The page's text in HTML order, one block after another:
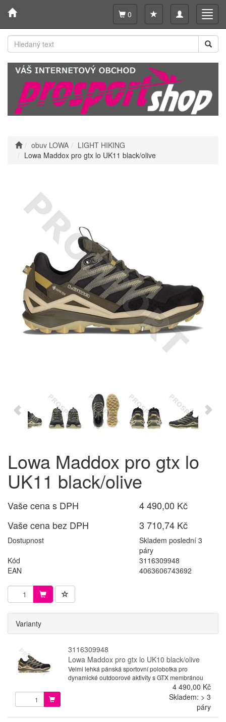
Toggle
navigation
0
obuv LOWA
LIGHT HIKING
Lowa Maddox pro gtx lo UK11 black/olive
Lowa Maddox pro gtx lo
UK11 black/olive
Vaše cena s DPH
4 490,00 Kč
Vaše cena bez DPH
3 710,74 Kč
Dostupnost
Skladem poslední 3
páry
Kód
3116309948
EAN
4063606743692
Varianty
3116309948
Lowa Maddox pro gtx lo UK10 black/olive
Velmi lehká pánská sportovní polobotka pro
dynamické outdoorové aktivity s GTX membránou
4 490,00 Kč
Skladem: > 3
páry